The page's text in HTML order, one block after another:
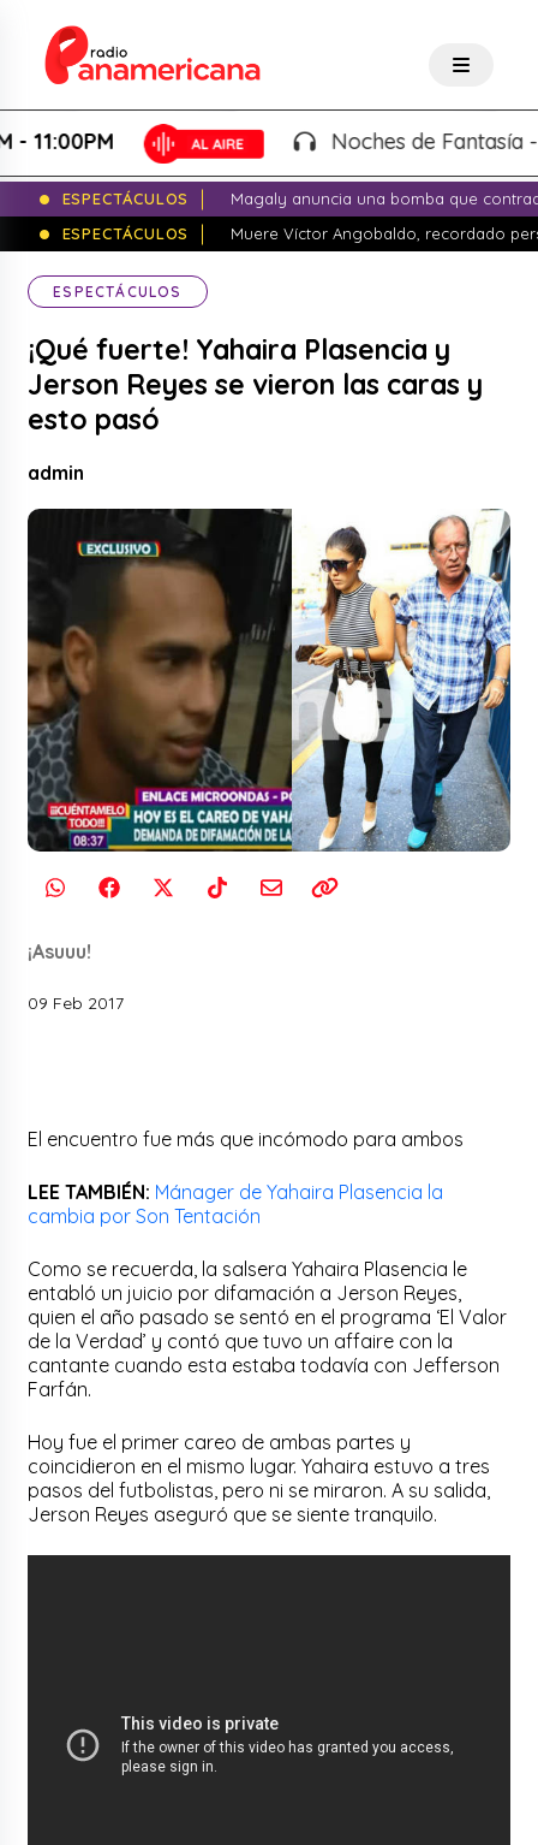
Noches de Fantasía -
ESPECTÁCULOS
Magaly anuncia una bomba que
ESPECTÁCULOS
Muere Víctor Angobaldo, recordado
ESPECTÁCULOS
¡Qué fuerte! Yahaira Plasencia y
Jerson Reyes se vieron las caras y
esto pasó
admin
¡Asuuu!
09 Feb 2017
El encuentro fue más que incómodo para ambos
LEE TAMBIÉN: Mánager de Yahaira Plasencia la
cambia por Son Tentación
Como se recuerda, la salsera Yahaira Plasencia le
entabló un juicio por difamación a Jerson Reyes,
quien el año pasado se sentó en el programa ‘El Valor
de la Verdad’ y contó que tuvo un affaire con la
cantante cuando esta estaba todavía con Jefferson
Farfán.
Hoy fue el primer careo de ambas partes y
coincidieron en el mismo lugar. Yahaira estuvo a tres
pasos del futbolistas, pero ni se miraron. A su salida,
Jerson Reyes aseguró que se siente tranquilo.